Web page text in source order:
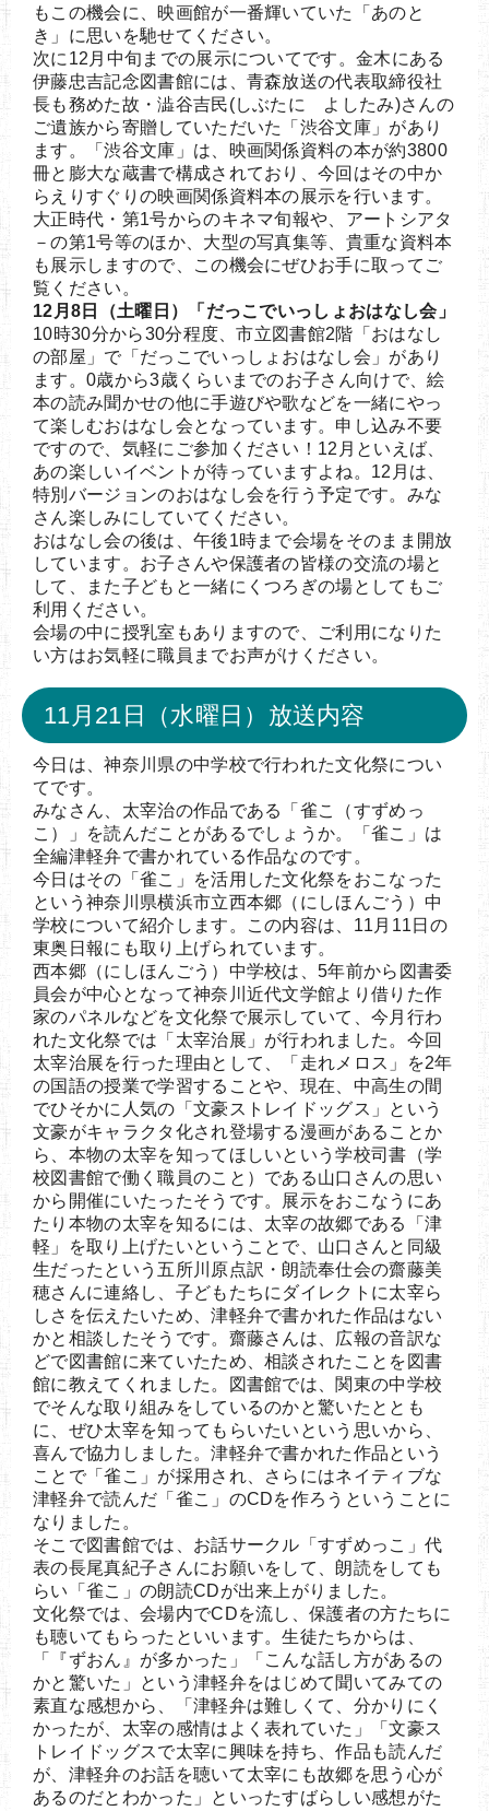
もこの機会に、映画館が一番輝いていた「あのと
き」に思いを馳せてください。
次に12月中旬までの展示についてです。金木にある
伊藤忠吉記念図書館には、青森放送の代表取締役社
長も務めた故・澁谷吉民(しぶたに よしたみ)さんの
ご遺族から寄贈していただいた「渋谷文庫」があり
ます。「渋谷文庫」は、映画関係資料の本が約3800
冊と膨大な蔵書で構成されており、今回はその中か
らえりすぐりの映画関係資料本の展示を行います。
大正時代・第1号からのキネマ旬報や、アートシアタ
－の第1号等のほか、大型の写真集等、貴重な資料本
も展示しますので、この機会にぜひお手に取ってご
覧ください。
12月8日（土曜日）「だっこでいっしょおはなし会」
10時30分から30分程度、市立図書館2階「おはなし
の部屋」で「だっこでいっしょおはなし会」があり
ます。0歳から3歳くらいまでのお子さん向けで、絵
本の読み聞かせの他に手遊びや歌などを一緒にやっ
て楽しむおはなし会となっています。申し込み不要
ですので、気軽にご参加ください！12月といえば、
あの楽しいイベントが待っていますよね。12月は、
特別バージョンのおはなし会を行う予定です。みな
さん楽しみにしていてください。
おはなし会の後は、午後1時まで会場をそのまま開放
しています。お子さんや保護者の皆様の交流の場と
して、また子どもと一緒にくつろぎの場としてもご
利用ください。
会場の中に授乳室もありますので、ご利用になりた
い方はお気軽に職員までお声がけください。
11月21日（水曜日）放送内容
今日は、神奈川県の中学校で行われた文化祭につい
てです。
みなさん、太宰治の作品である「雀こ（すずめっ
こ）」を読んだことがあるでしょうか。「雀こ」は
全編津軽弁で書かれている作品なのです。
今日はその「雀こ」を活用した文化祭をおこなった
という神奈川県横浜市立西本郷（にしほんごう）中
学校について紹介します。この内容は、11月11日の
東奥日報にも取り上げられています。
西本郷（にしほんごう）中学校は、5年前から図書委
員会が中心となって神奈川近代文学館より借りた作
家のパネルなどを文化祭で展示していて、今月行わ
れた文化祭では「太宰治展」が行われました。今回
太宰治展を行った理由として、「走れメロス」を2年
の国語の授業で学習することや、現在、中高生の間
でひそかに人気の「文豪ストレイドッグス」という
文豪がキャラクタ化され登場する漫画があることか
ら、本物の太宰を知ってほしいという学校司書（学
校図書館で働く職員のこと）である山口さんの思い
から開催にいたったそうです。展示をおこなうにあ
たり本物の太宰を知るには、太宰の故郷である「津
軽」を取り上げたいということで、山口さんと同級
生だったという五所川原点訳・朗読奉仕会の齋藤美
穂さんに連絡し、子どもたちにダイレクトに太宰ら
しさを伝えたいため、津軽弁で書かれた作品はない
かと相談したそうです。齋藤さんは、広報の音訳な
どで図書館に来ていたため、相談されたことを図書
館に教えてくれました。図書館では、関東の中学校
でそんな取り組みをしているのかと驚いたととも
に、ぜひ太宰を知ってもらいたいという思いから、
喜んで協力しました。津軽弁で書かれた作品という
ことで「雀こ」が採用され、さらにはネイティブな
津軽弁で読んだ「雀こ」のCDを作ろうということに
なりました。
そこで図書館では、お話サークル「すずめっこ」代
表の長尾真紀子さんにお願いをして、朗読をしても
らい「雀こ」の朗読CDが出来上がりました。
文化祭では、会場内でCDを流し、保護者の方たちに
も聴いてもらったといいます。生徒たちからは、
「『ずおん』が多かった」「こんな話し方があるの
かと驚いた」という津軽弁をはじめて聞いてみての
素直な感想から、「津軽弁は難しくて、分かりにく
かったが、太宰の感情はよく表れていた」「文豪ス
トレイドッグスで太宰に興味を持ち、作品も読んだ
が、津軽弁のお話を聴いて太宰にも故郷を思う心が
あるのだとわかった」といったすばらしい感想がた